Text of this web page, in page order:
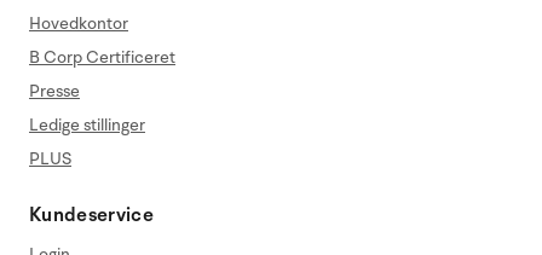
Hovedkontor
B Corp Certificeret
Presse
Ledige stillinger
PLUS
Kundeservice